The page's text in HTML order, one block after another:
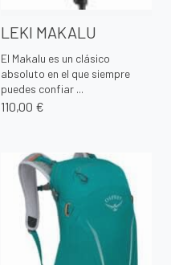
LEKI MAKALU
El Makalu es un clásico
absoluto en el que siempre
puedes confiar ...
110,00 €